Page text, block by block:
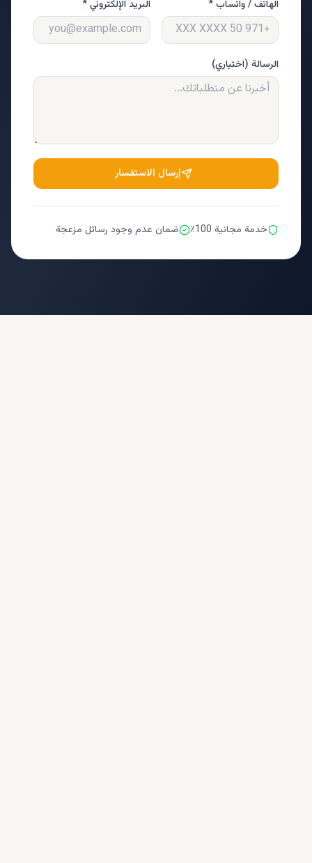
الهاتف / واتساب * البريد الإلكتروني *
الرسالة (اختياري)
إرسال الاستفسار
خدمة مجانية 100٪ ضمان عدم وجود رسائل مزعجة